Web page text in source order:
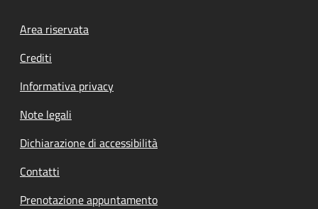
Footer menu
Area riservata
Crediti
Informativa privacy
Note legali
Dichiarazione di accessibilità
Contatti
Prenotazione appuntamento